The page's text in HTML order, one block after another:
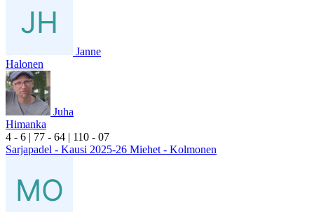
Janne
Halonen
Juha
Himanka
4 - 6 | 77 - 64 | 110 - 07
Sarjapadel - Kausi 2025-26 Miehet - Kolmonen